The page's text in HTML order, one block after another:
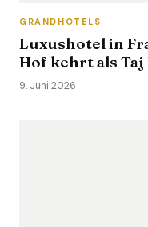
GRANDHOTELS
Luxushotel in
Hof kehrt als
9. Juni 2026